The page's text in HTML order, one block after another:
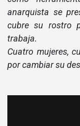
anarquista se
cubre su rostro
trabaja.
Cuatro mujeres,
por cambiar su